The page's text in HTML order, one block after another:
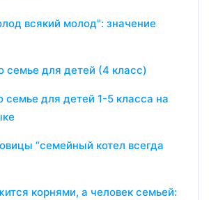
всякий молод": значение
семье для детей (4 класс)
семье для детей 1-5 класса на
“семейный котел всегда
корнями, а человек семьей: